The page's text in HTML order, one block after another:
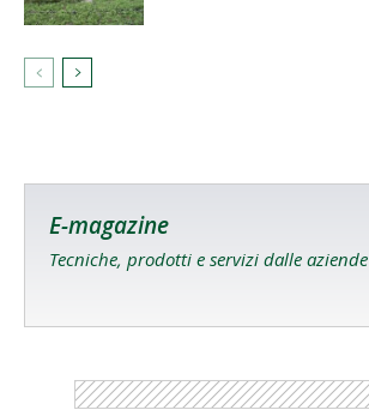
E-magazine
Tecniche, prodotti e servizi dalle aziende